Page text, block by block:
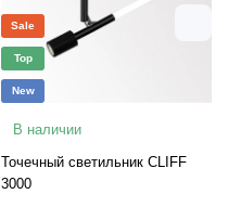
Sale
Top
New
В наличии
Точечный светильник CLIFF
3000